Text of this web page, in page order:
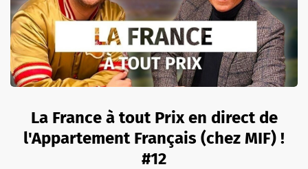
La France à tout Prix en direct de
l'Appartement Français (chez MIF) !
#12